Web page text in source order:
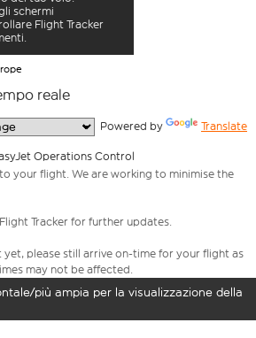
schermi
Flight Tracker
reale
Powered by Translate
Operations Control
your flight. We are working to minimise the
Tracker for further updates.
please still arrive on-time for your flight as
may not be affected.
più ampia per la visualizzazione della